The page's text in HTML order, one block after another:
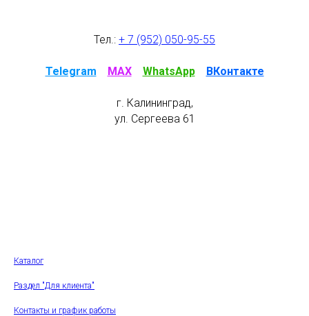
Тел.: + 7 (952) 050-95-55
Telegram MAX WhatsApp ВКонтакте
г. Калининград,
ул. Сергеева 61
Каталог
Раздел "Для клиента"
Контакты и график работы